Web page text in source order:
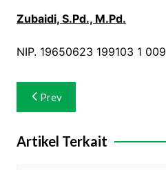
Zubaidi, S.Pd., M.Pd.
NIP. 19650623 199103 1 009
Navigasi
pos
Prev
Artikel Terkait